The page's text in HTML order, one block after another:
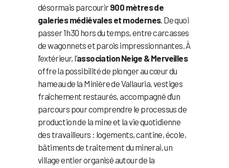
désormais parcourir900 mètres de
galeries médiévales et modernes. De quoi
passer 1h30 hors du temps, entre carcasses
de wagonnets et parois impressionnantes. À
l’extérieur, l’association Neige & Merveilles
offre la possibilité de plonger au cœur du
hameau de la Minière de Vallauria, vestiges
fraîchement restaurés, accompagné d’un
parcours pour comprendre le processus de
production de la mine et la vie quotidienne
des travailleurs : logements, cantine, école,
bâtiments de traitement du minerai, un
village entier organisé autour de la